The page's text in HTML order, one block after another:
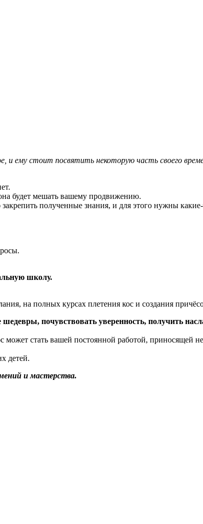
и ему стоит посвятить некоторую часть своего
будет мешать вашему продвижению.
закрепить полученные знания, и для этого нужны
школу.
на полных курсах плетения кос и создания
почувствовать уверенность, получить
стать вашей постоянной работой, приносящей
детей.
и мастерства.